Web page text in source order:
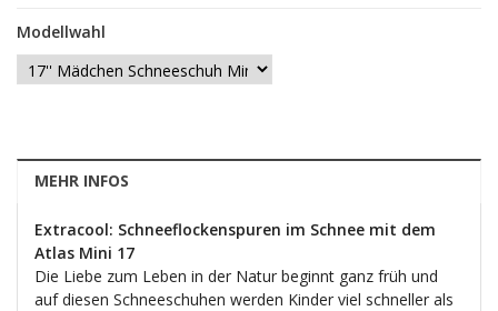
Modellwahl
MEHR INFOS
Extracool: Schneeflockenspuren im Schnee mit dem
Atlas Mini 17
Die Liebe zum Leben in der Natur beginnt ganz früh und
auf diesen Schneeschuhen werden Kinder viel schneller als